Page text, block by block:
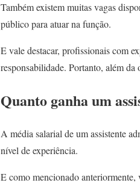
Também existem muitas vagas
público para atuar na função.
E vale destacar, profissionais com
responsabilidade. Portanto, além da
Quanto ganha um
A média salarial de um assistente
nível de experiência.
E como mencionado anteriormente,